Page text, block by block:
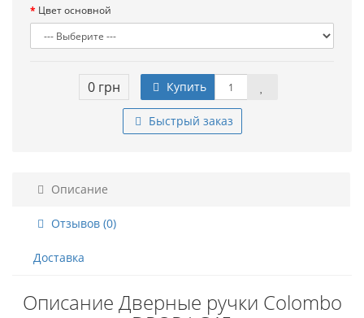
Цвет основной
0 грн Купить
Быстрый заказ
Описание
Отзывов (0)
Доставка
Описание Дверные ручки Colombo